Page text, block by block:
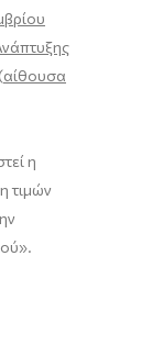
αίθουσα
η
τιμών